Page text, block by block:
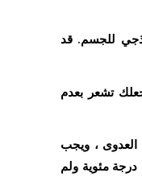
للجسم. قد
تشعر بعدم
العدوى ، ويجب
اتخاذ خطوات للسيطرة عليها. يجب عليك طلب المساعدة الطبية إذا ارتفعت درجة حرارتك عن 40 درجة مئوية ولم